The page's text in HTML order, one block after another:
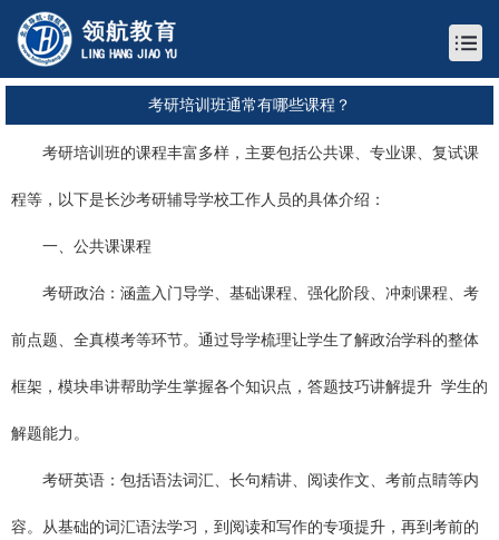
考研培训班通常有哪些课程？
考研培训班的课程丰富多样，主要包括公共课、专业课、复试课
程等，以下是长沙考研辅导学校工作人员的具体介绍：
一、公共课课程
考研政治：涵盖入门导学、基础课程、强化阶段、冲刺课程、考
前点题、全真模考等环节。通过导学梳理让学生了解政治学科的整体
框架，模块串讲帮助学生掌握各个知识点，答题技巧讲解提升 学生的
解题能力。
考研英语：包括语法词汇、长句精讲、阅读作文、考前点睛等内
容。从基础的词汇语法学习，到阅读和写作的专项提升，再到考前的